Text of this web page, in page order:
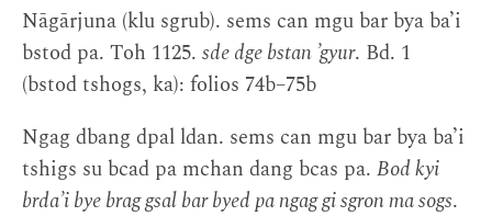
Nāgārjuna (klu sgrub). sems can mgu bar bya ba’i
bstod pa. Toh 1125. sde dge bstan ’gyur. Bd. 1
(bstod tshogs, ka): folios 74b–75b
Ngag dbang dpal ldan. sems can mgu bar bya ba’i
tshigs su bcad pa mchan dang bcas pa. Bod kyi
brdaʼi bye brag gsal bar byed pa ngag gi sgron ma sogs.